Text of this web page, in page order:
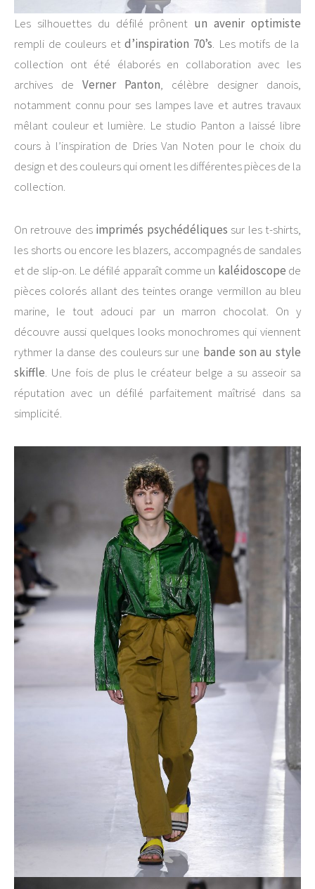
Les silhouettes du défilé prônent un avenir optimiste
rempli de couleurs etd’inspiration 70’s. Les motifs de la
collection ont été élaborés en collaboration avec les
archives de Verner Panton, célèbre designer danois,
notamment connu pour ses lampes lave et autres travaux
mêlant couleur et lumière. Le studio Panton a laissé libre
cours à l’inspiration de Dries Van Noten pour le choix du
design et des couleurs qui ornent les différentes pièces de la
collection.
On retrouve desimprimés psychédéliques sur les t-shirts,
les shorts ou encore les blazers, accompagnés de sandales
et de slip-on. Le défilé apparaît comme un kaléidoscope de
pièces colorés allant des teintes orange vermillon au bleu
marine, le tout adouci par un marron chocolat. On y
découvre aussi quelques looks monochromes qui viennent
rythmer la danse des couleurs sur une bande son au style
skiffle. Une fois de plus le créateur belge a su asseoir sa
réputation avec un défilé parfaitement maîtrisé dans sa
simplicité.